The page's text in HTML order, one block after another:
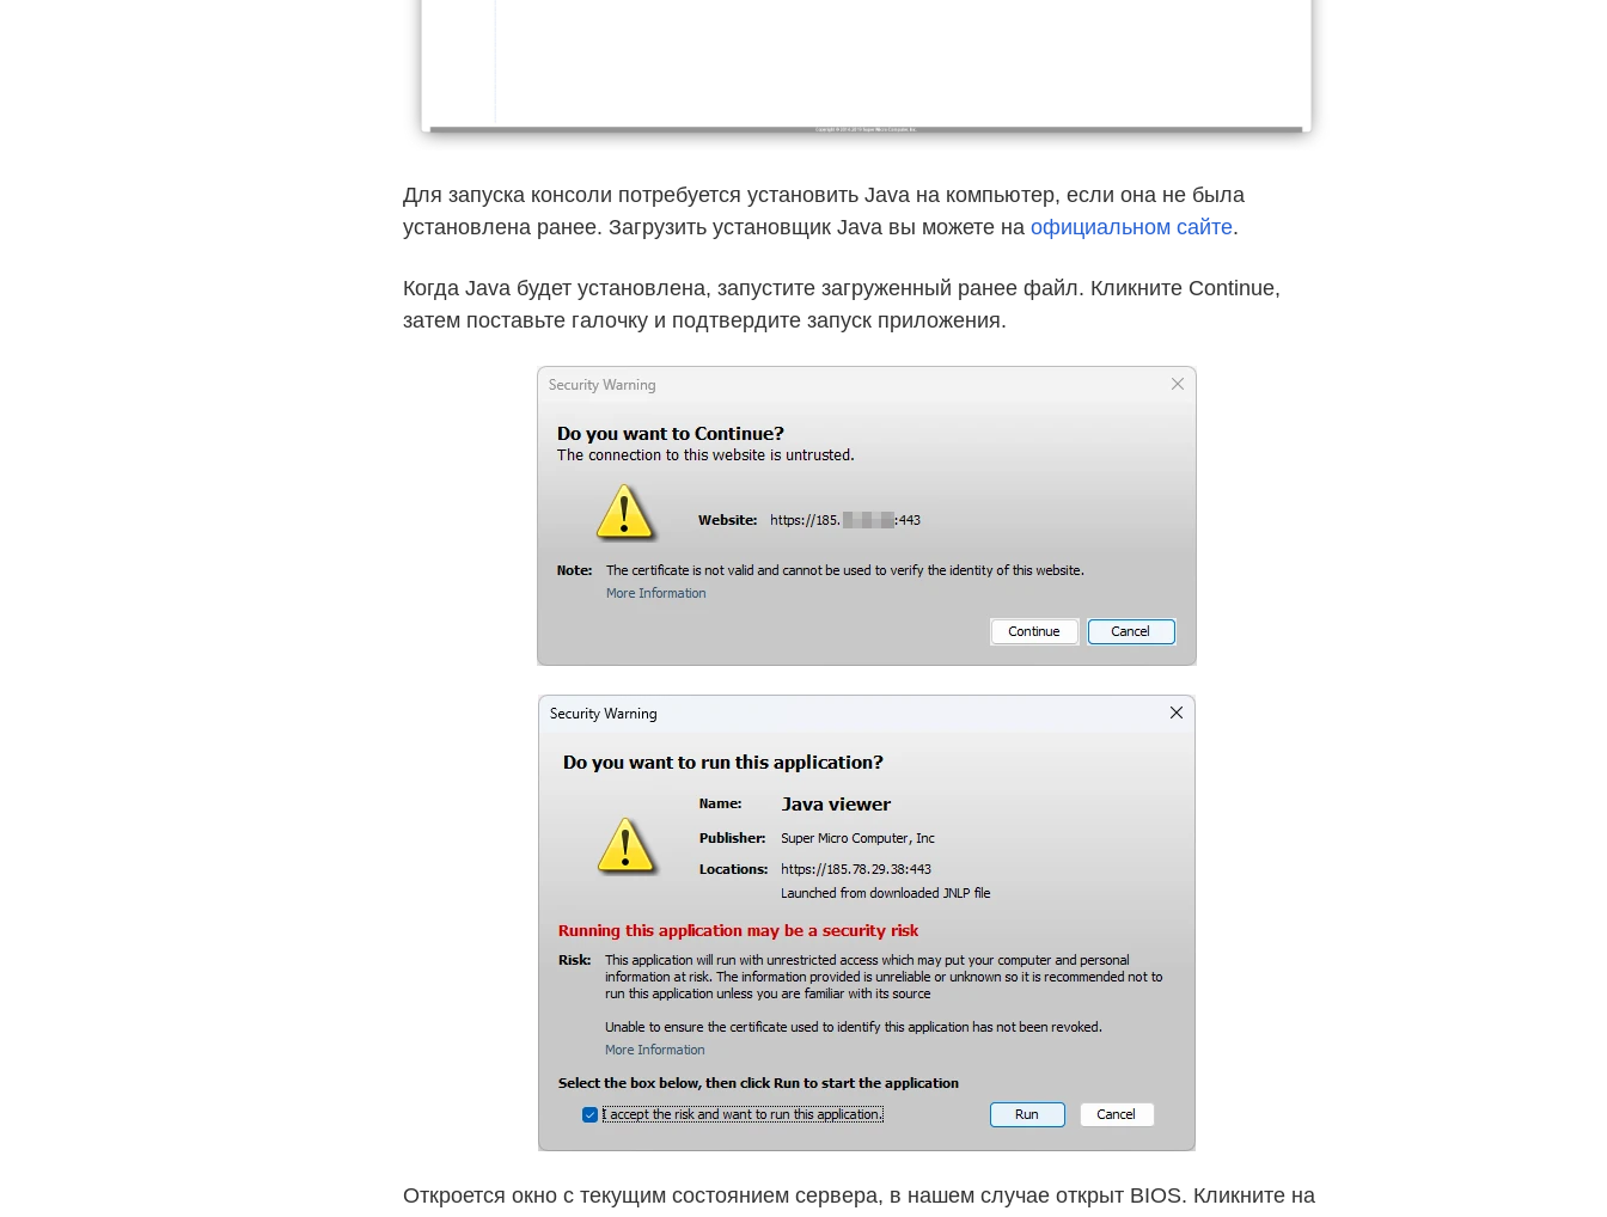
Для запуска консоли потребуется установить Java на компьютер, если она не была
установлена ранее. Загрузить установщик Java вы можете на официальном сайте.
Когда Java будет установлена, запустите загруженный ранее файл. Кликните Continue,
затем поставьте галочку и подтвердите запуск приложения.
Откроется окно с текущим состоянием сервера, в нашем случае открыт BIOS. Кликните на